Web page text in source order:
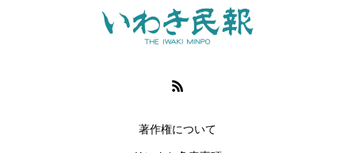
著作権について